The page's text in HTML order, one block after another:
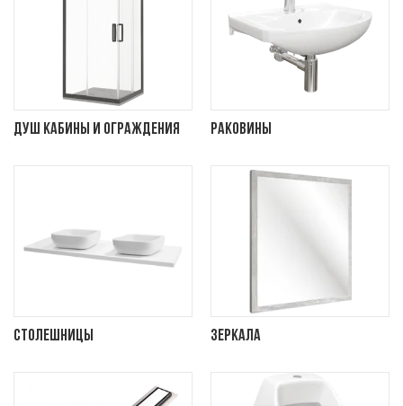
Душ кабины и ограждения Раковины
Столешницы Зеркала